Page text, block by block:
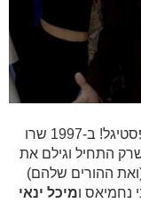
אחד השירים הראשונים הכי מזוהים עם הפסטיגל! ב-1997 שרו
התחיל וגילם את
ההורים שלהם)
נחמיאס ומיכל ינאי